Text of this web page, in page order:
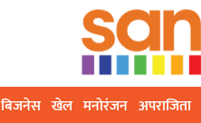
बिजनेस खेल मनोरंजन अपराजिता